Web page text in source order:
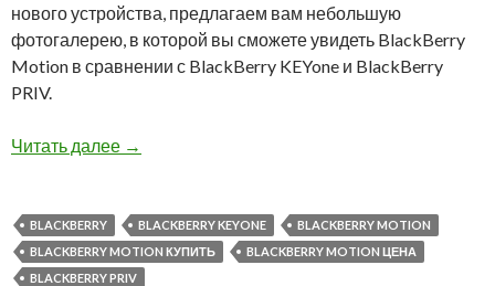
нового устройства, предлагаем вам небольшую
фотогалерею, в которой вы сможете увидеть BlackBerry
Motion в сравнении с BlackBerry KEYone и BlackBerry
PRIV.
Читать далее BlackBerry Motion в сравнении с KEYone и
→
BLACKBERRY BLACKBERRY KEYONE
BLACKBERRY MOTION
BLACKBERRY MOTION КУПИТЬ
BLACKBERRY MOTION ЦЕНА
BLACKBERRY PRIV